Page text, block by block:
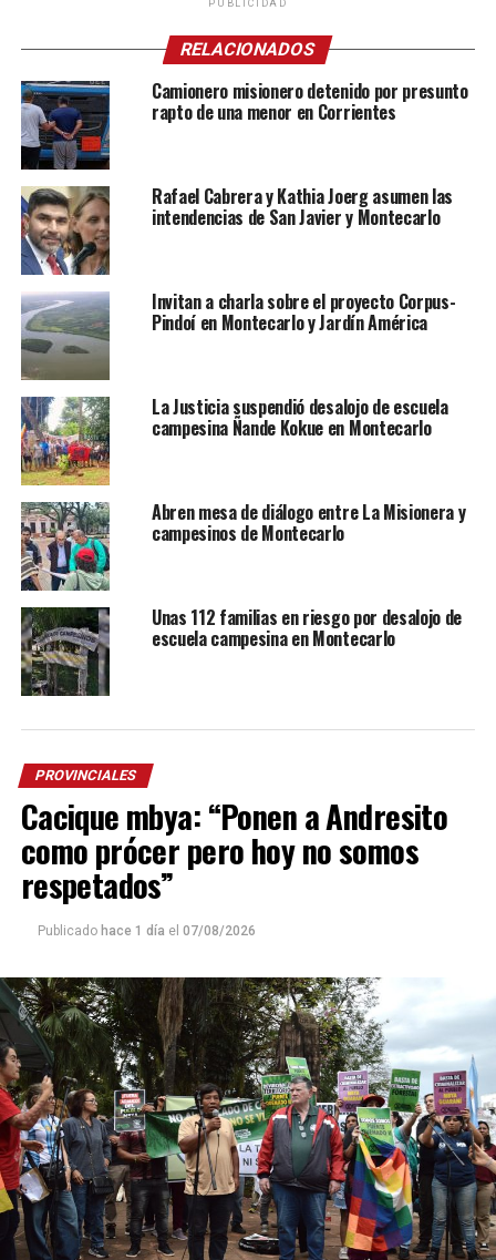
PUBLICIDAD
RELACIONADOS
Camionero misionero detenido por presunto
rapto de una menor en Corrientes
Rafael Cabrera y Kathia Joerg asumen las
intendencias de San Javier y Montecarlo
Invitan a charla sobre el proyecto Corpus-
Pindoí en Montecarlo y Jardín América
La Justicia suspendió desalojo de escuela
campesina Ñande Kokue en Montecarlo
Abren mesa de diálogo entre La Misionera y
campesinos de Montecarlo
Unas 112 familias en riesgo por desalojo de
escuela campesina en Montecarlo
PROVINCIALES
Cacique mbya: “Ponen a Andresito
como prócer pero hoy no somos
respetados”
Publicado hace 1 día el 07/08/2026